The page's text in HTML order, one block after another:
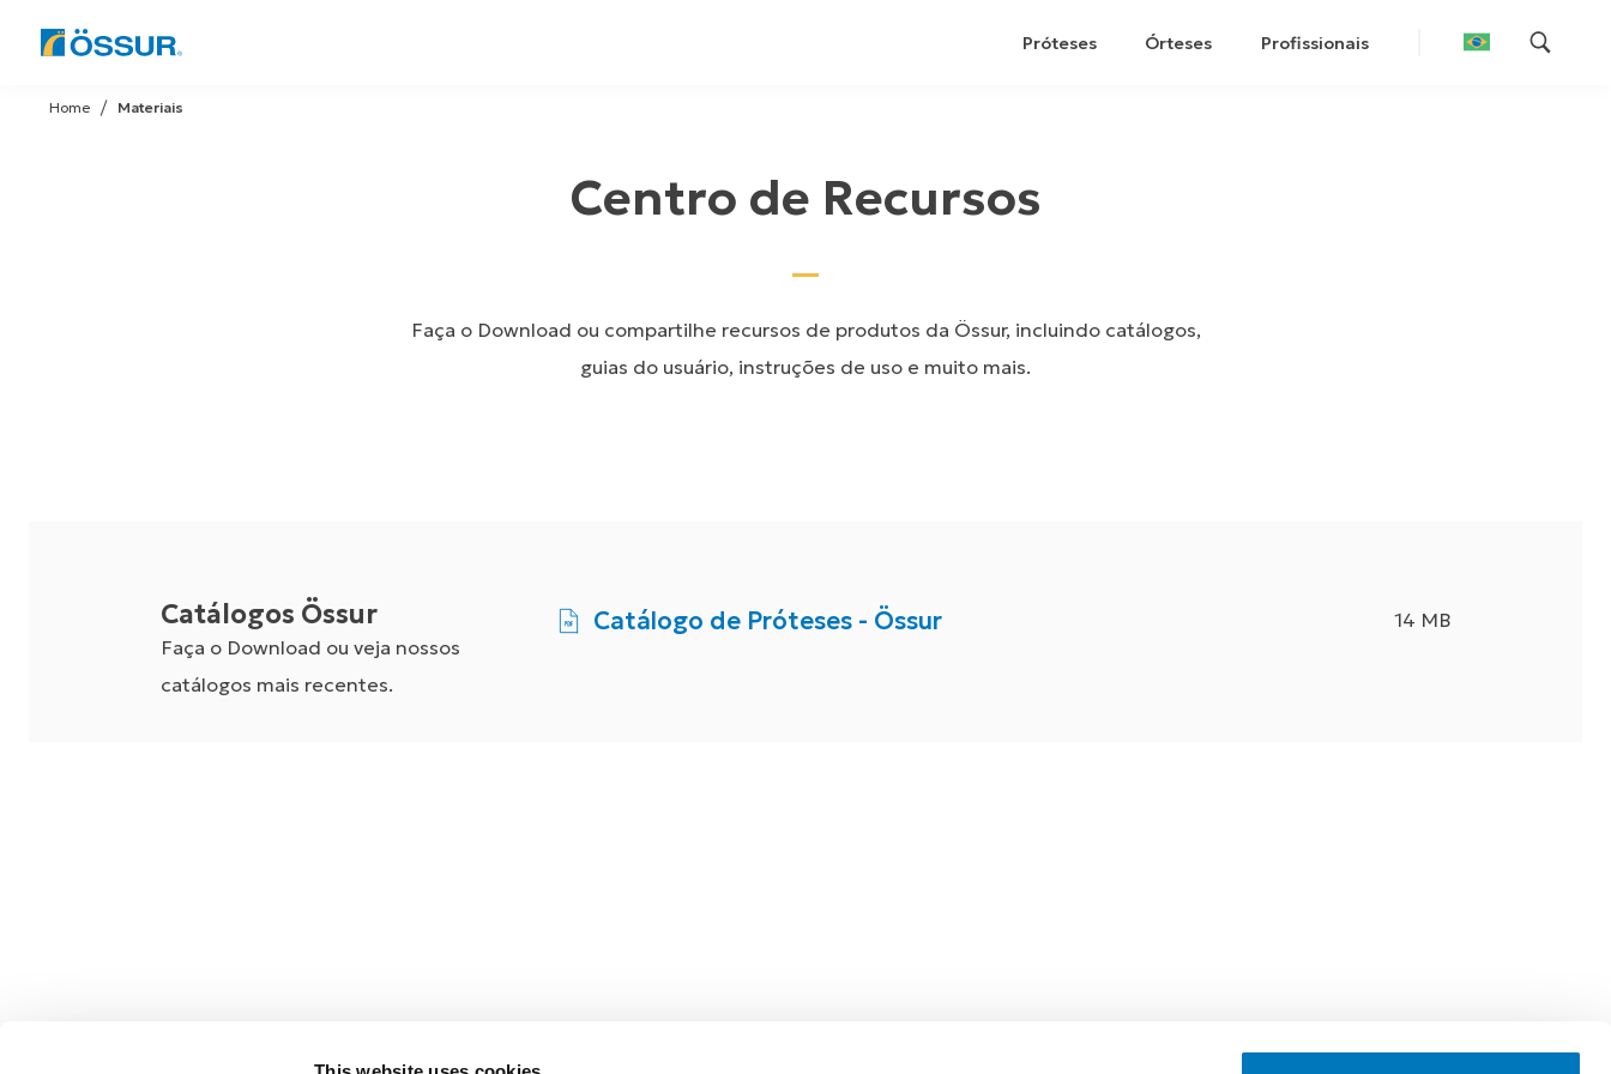
Skip
to
Próteses Órteses Profissionais
Materiais
Home
Centro de Recursos
Faça o Download ou compartilhe recursos de produtos da Össur, incluindo catálogos,
guias do usuário, instruções de uso e muito mais.
Catálogos Össur
Faça o Download ou veja nossos
catálogos mais recentes.
Catálogo de Próteses - Össur 14 MB